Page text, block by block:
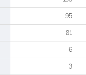
95
81
6
3